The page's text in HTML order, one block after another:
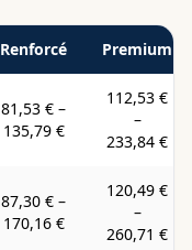
Renforcé Premium
81,53 € –
135,79 €
112,53 €
–
233,84 €
87,30 € –
170,16 €
120,49 €
–
260,71 €